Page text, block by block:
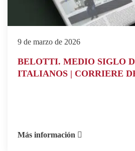
9 de marzo de 2026
BELOTTI. MEDIO SIGLO
ITALIANOS | CORRIERE
Más información